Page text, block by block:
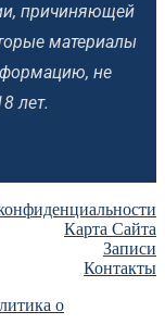
причиняющей
материалы
не
лет.
Карта Сайта
Записи
Контакты